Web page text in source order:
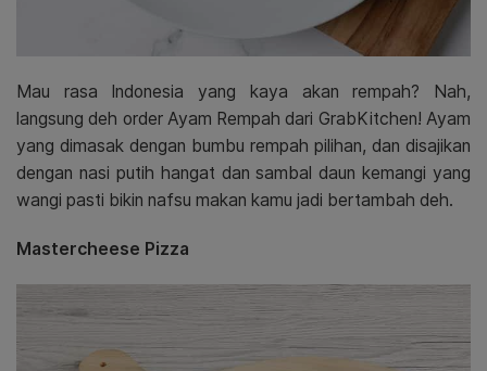
Mau rasa Indonesia yang kaya akan rempah? Nah,
langsung deh order Ayam Rempah dari GrabKitchen! Ayam
yang dimasak dengan bumbu rempah pilihan, dan disajikan
dengan nasi putih hangat dan sambal daun kemangi yang
wangi pasti bikin nafsu makan kamu jadi bertambah deh.
Mastercheese Pizza